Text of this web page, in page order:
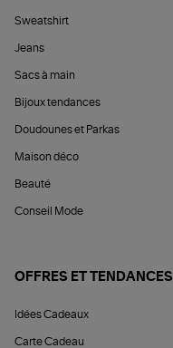
Sweatshirt
Jeans
Sacs à main
Bijoux tendances
Doudounes et Parkas
Maison déco
Beauté
Conseil Mode
OFFRES ET TENDANCES
Idées Cadeaux
Carte Cadeau